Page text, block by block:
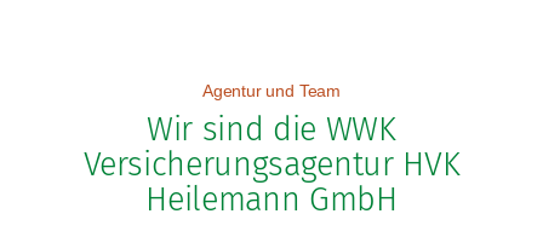
Wir sind die WWK
Versicherungsagentur HVK
Heilemann GmbH
Agentur und Team